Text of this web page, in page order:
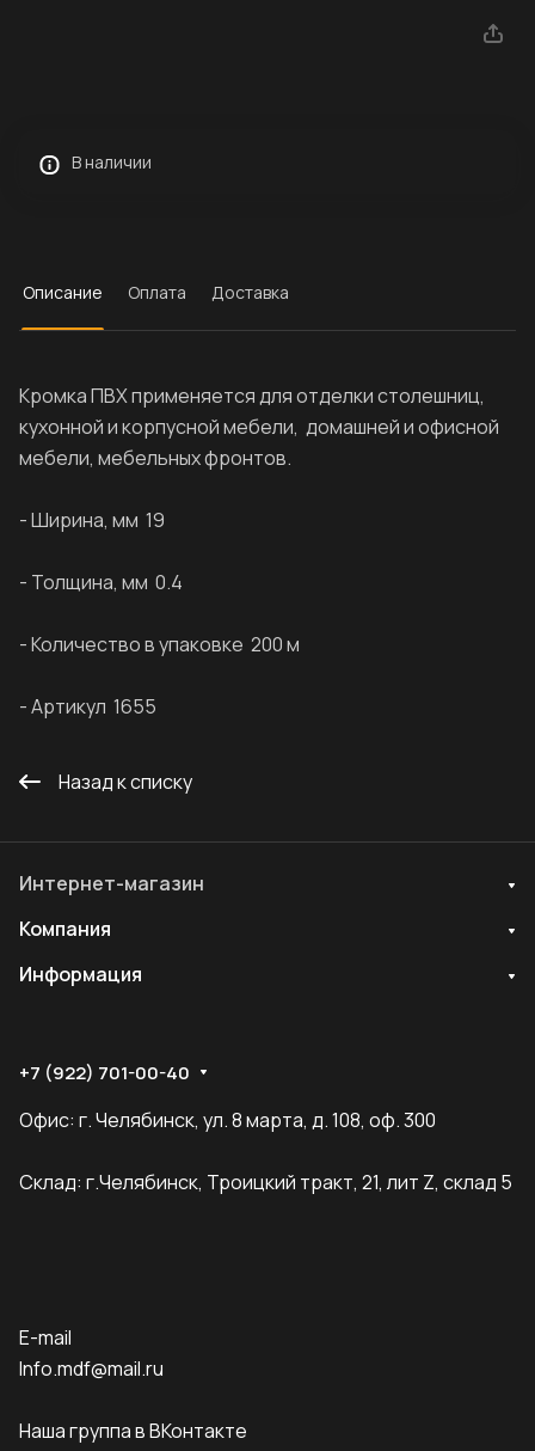
В наличии
Описание Оплата Доставка
Кромка ПВХ применяется для отделки столешниц,
кухонной и корпусной мебели, домашней и офисной
мебели, мебельных фронтов.
- Ширина, мм 19
- Толщина, мм 0.4
- Количество в упаковке 200 м
- Артикул 1655
Назад к списку
Интернет-магазин
Компания
Информация
+7 (922) 701-00-40
Офис: г. Челябинск, ул. 8 марта, д. 108, оф. 300
Склад: г.Челябинск, Троицкий тракт, 21, лит Z, склад 5
E-mail
Info.mdf@mail.ru
Наша группа в ВКонтакте